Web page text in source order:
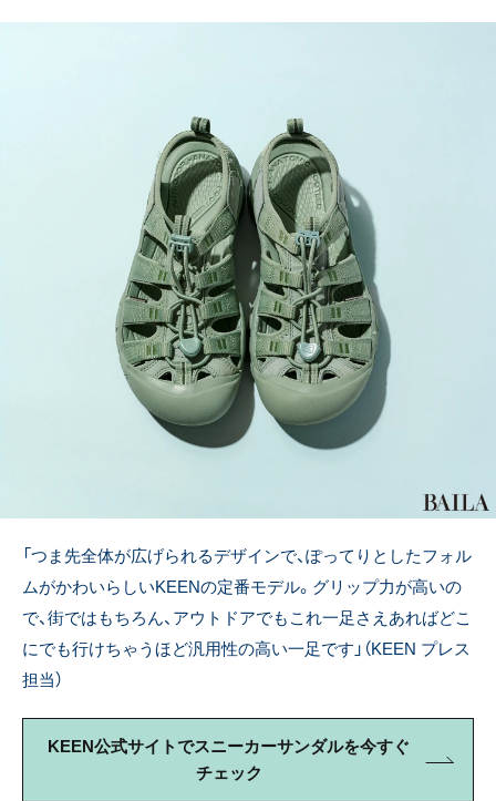
「つま先全体が広げられるデザインで、ぽってりとしたフォル
ムがかわいらしいKEENの定番モデル。グリップ力が高いの
で、街ではもちろん、アウトドアでもこれ一足さえあればどこ
にでも行けちゃうほど汎用性の高い一足です 」（KEEN プレス
担当）
KEEN公式サイトでスニーカーサンダルを今すぐ
チェック